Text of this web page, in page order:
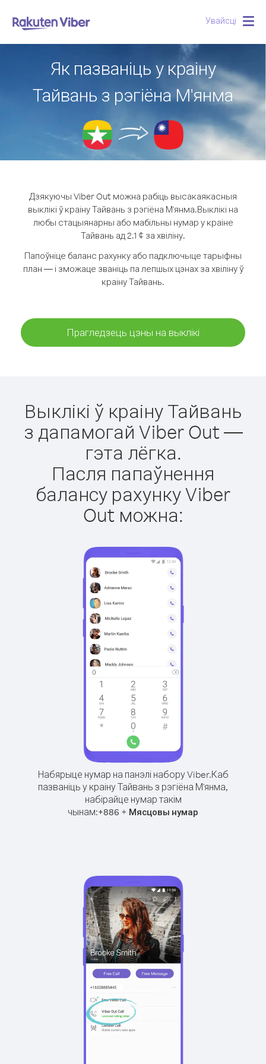
Увайсці
Як пазваніць у краіну
Тайвань з рэгіёна М'янма
Дзякуючы Viber Out можна рабіць высакаякасныя
выклікі ў краіну Тайвань з рэгіёна М'янма.Выклікі на
любы стацыянарны або мабільны нумар у краіне
Тайвань ад 2.1 ¢ за хвіліну.
Папоўніце баланс рахунку або падключыце тарыфны
план — і зможаце званіць па лепшых цэнах за хвіліну ў
краіну Тайвань.
Прагледзець цэны на выклікі
Выклікі ў краіну Тайвань
з дапамогай Viber Out —
гэта лёгка.
Пасля папаўнення
балансу рахунку Viber
Out можна:
Набярыце нумар на панэлі набору Viber.Каб
пазваніць у краіну Тайвань з рэгіёна М'янма,
набірайце нумар такім
чынам:+886 + Мясцовы нумар